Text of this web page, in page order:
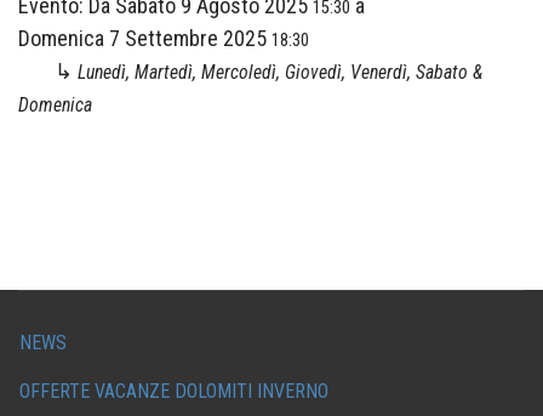
Evento: Da Sabato 9 Agosto 2025 15:30 a
Domenica 7 Settembre 2025 18:30
↳ Lunedì, Martedì, Mercoledì, Giovedì, Venerdì, Sabato &
Domenica
NEWS
OFFERTE VACANZE DOLOMITI INVERNO